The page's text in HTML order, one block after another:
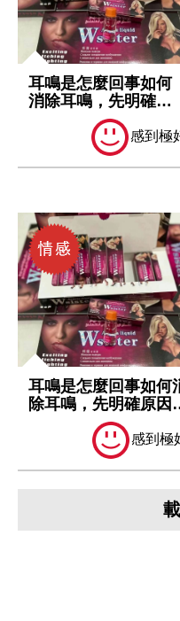
耳鳴是怎麼回事如何
消除耳鳴，先明確原
感到極
耳鳴是怎麼回事如何
除耳鳴，先明確原因
感到極